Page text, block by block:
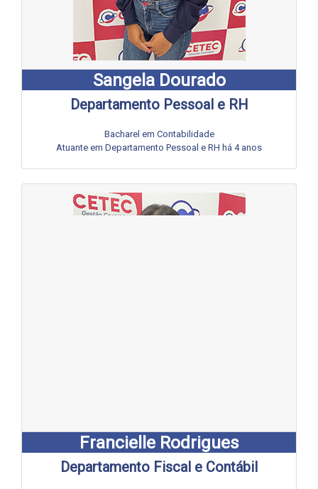
Sangela Dourado
Departamento Pessoal e RH
Bacharel em Contabilidade
Atuante em Departamento Pessoal e RH há 4 anos
Francielle Rodrigues
Departamento Fiscal e Contábil